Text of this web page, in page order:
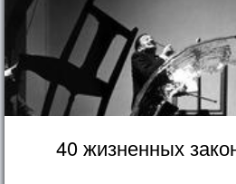
40 жизненных